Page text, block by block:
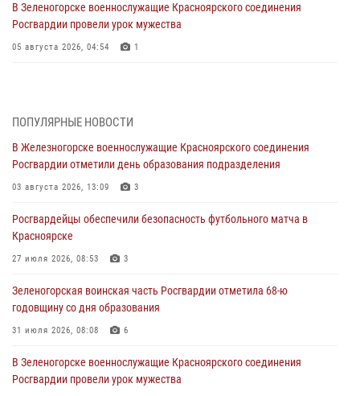
В Зеленогорске военнослужащие Красноярского соединения
Росгвардии провели урок мужества
05 августа 2026, 04:54 1
05 августа 2026, 04:52 1
В Красноярске сотрудники вневедомственной охраны Росгвардии
задержали подозреваемого в серии краж из гипермаркета
04 августа 2026, 09:57
Сотрудники Росгвардии обеспечили общественный порядок во
время проведения экстремального заплыва в Дудинке
04 августа 2026, 08:36
В Красноярске сотрудники Росгвардии задержали подозреваемого
в серии краж из супермаркета
04 августа 2026, 06:50
Военнослужащие Красноярского соединения Росгвардии
познакомили отдыхающих детей с тонкостями РХБ защиты
ПОПУЛЯРНЫЕ НОВОСТИ
В Железногорске военнослужащие Красноярского соединения
Росгвардии отметили день образования подразделения
03 августа 2026, 13:09 3
Росгвардейцы обеспечили безопасность футбольного матча в
Красноярске
27 июля 2026, 08:53 3
Зеленогорская воинская часть Росгвардии отметила 68-ю
годовщину со дня образования
31 июля 2026, 08:08 6
В Зеленогорске военнослужащие Красноярского соединения
Росгвардии провели урок мужества